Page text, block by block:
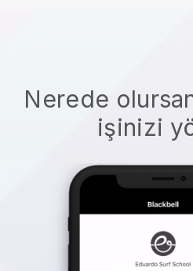
Nerede
işinizi